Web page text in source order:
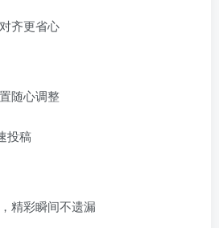
齐更省心
随心调整
投稿
精彩瞬间不遗漏